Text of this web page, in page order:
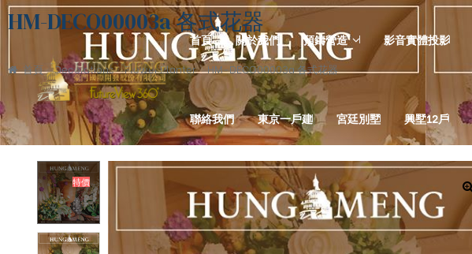
首頁 關於我們 預鑄營造 影音實體投影
聯絡我們 東京一戶建 宮廷別墅 興墅12戶
HM-DECO00003a 各式花器
首頁 Decorations Flower Planter HM-DECO00003a 各式花器
特價